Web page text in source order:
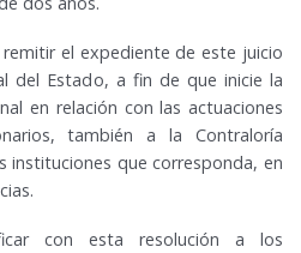
el expediente de este juicio
del Estado, a fin de que inicie la
en relación con las actuaciones
también a la Contraloría
instituciones que corresponda, en
con esta resolución a los